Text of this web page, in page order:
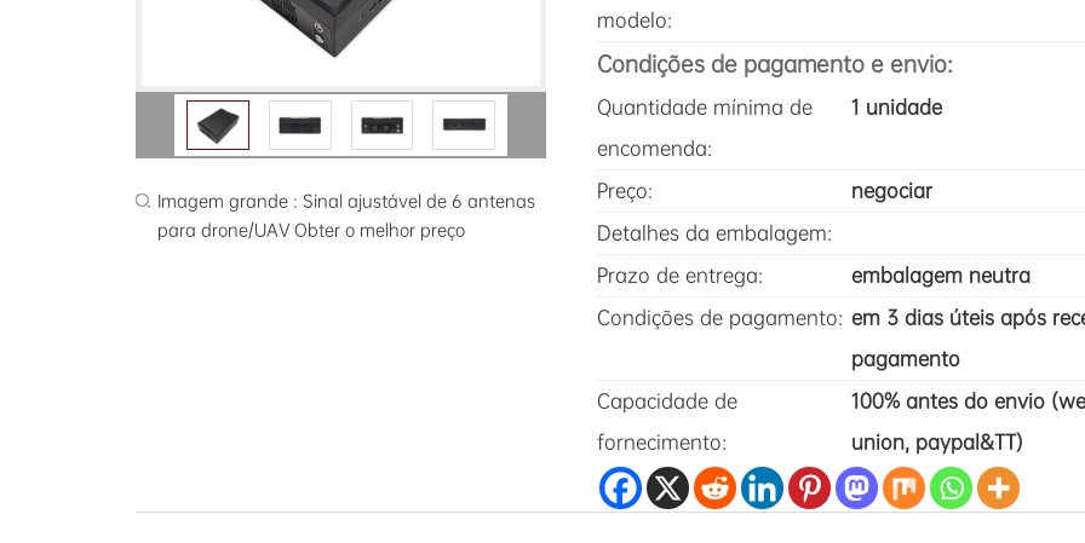
Imagem grande : Sinal ajustável de 6 antenas
para drone/UAV Obter o melhor preço
modelo:
Condições de pagamento e envio:
Quantidade mínima de
encomenda:
1 unidade
Preço:
negociar
Detalhes da embalagem:
Prazo de entrega:
embalagem neutra
Condições de pagamento: em 3 dias úteis após
pagamento
Capacidade de
fornecimento:
100% antes do envio
union, paypal&TT)